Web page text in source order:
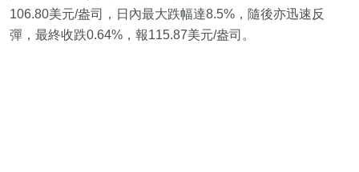
106.80美元/盎司，日內最大跌幅達8.5%，隨後亦迅速反
彈，最終收跌0.64%，報115.87美元/盎司。